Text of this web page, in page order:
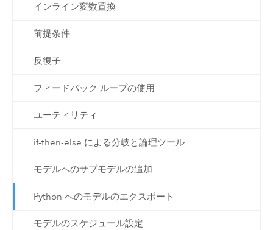
インライン変数置換
前提条件
反復子
フィードバック ループの使用
ユーティリティ
if-then-else による分岐と論理ツール
モデルへのサブモデルの追加
Python へのモデルのエクスポート
モデルのスケジュール設定